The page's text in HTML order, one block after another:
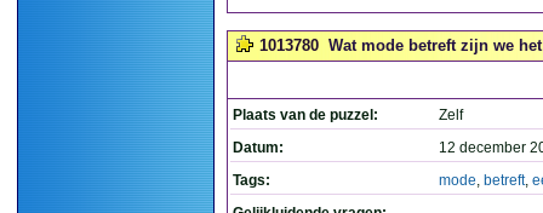
1013780 Wat mode betreft zijn we
Plaats van de puzzel:
Zelf
Datum:
12 december
Tags:
mode, betreft,